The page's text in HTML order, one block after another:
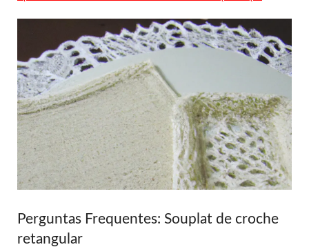
Perguntas Frequentes: Souplat de croche
retangular